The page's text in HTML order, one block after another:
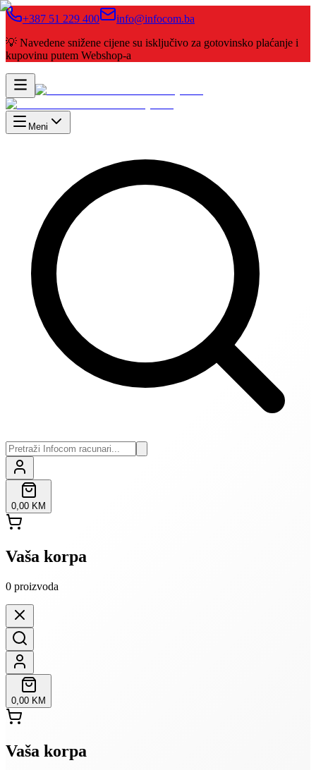
+387 51 229 400
info@infocom.ba
💡 Navedene snižene cijene su isključivo za gotovinsko plaćanje i
kupovinu putem Webshop-a
Meni
0,00 KM
Vaša korpa
0 proizvoda
0,00 KM
Vaša korpa